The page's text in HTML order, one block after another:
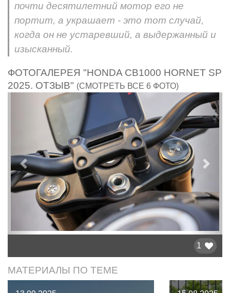
почти десятилетний мотор его не
портит, а украшает - это тот случай,
когда он не устаревший, а выдержанный и
изысканный.
ФОТОГАЛЕРЕЯ "HONDA CB1000 HORNET SP
2025. ОТЗЫВ" (СМОТРЕТЬ ВСЕ 6 ФОТО)
Предыдущий
1
МАТЕРИАЛЫ ПО ТЕМЕ